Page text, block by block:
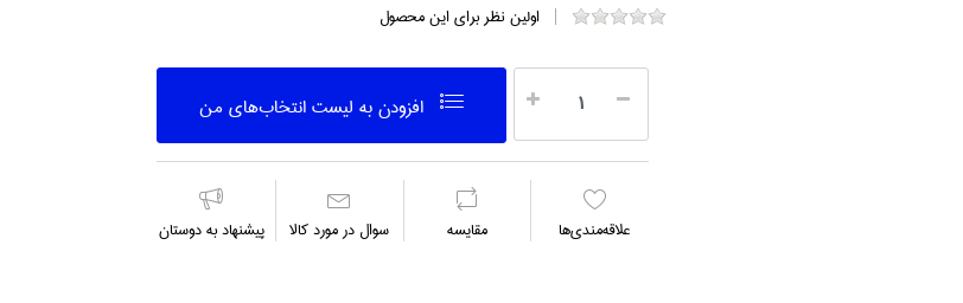
اولین نظر برای این محصول
افزودن به ليست انتخاب‌هاي من
علاقه‌مندي‌ها مقايسه سوال در مورد كالا پیشنهاد به دوستان